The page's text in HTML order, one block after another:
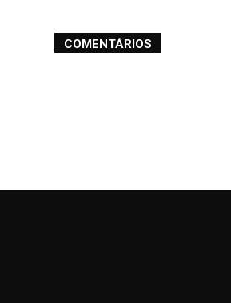
COMENTÁRIOS